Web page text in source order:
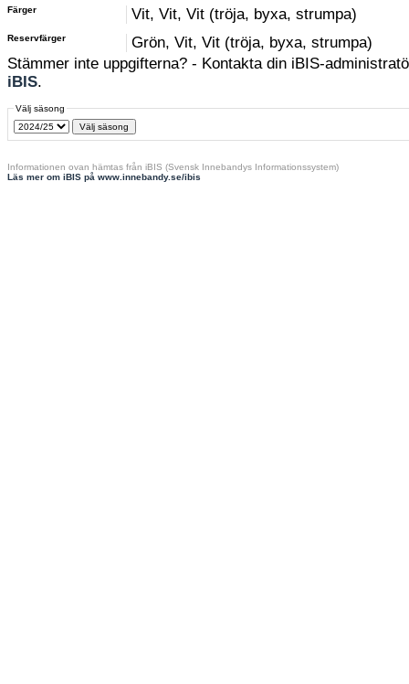
Färger Vit, Vit, Vit (tröja, byxa, strumpa)
Reservfärger
Grön, Vit, Vit (tröja, byxa, strumpa)
Stämmer inte uppgifterna? - Kontakta din iBIS-
iBIS.
Välj säsong
Informationen ovan hämtas från iBIS (Svensk Innebandys Informationssystem)
Läs mer om iBIS på www.innebandy.se/ibis